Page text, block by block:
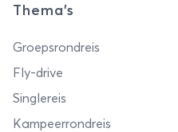
Thema's
Groepsrondreis
Fly-drive
Singlereis
Kampeerrondreis